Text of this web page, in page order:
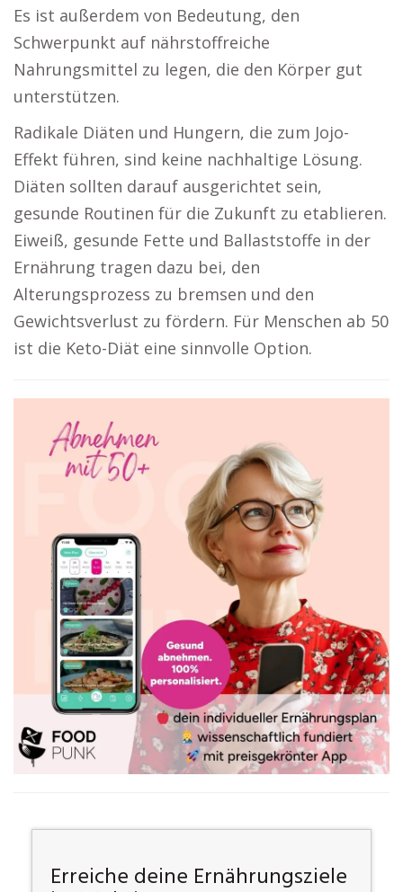
Es ist außerdem von Bedeutung, den
Schwerpunkt auf nährstoffreiche
Nahrungsmittel zu legen, die den Körper gut
unterstützen.
Radikale Diäten und Hungern, die zum Jojo-
Effekt führen, sind keine nachhaltige Lösung.
Diäten sollten darauf ausgerichtet sein,
gesunde Routinen für die Zukunft zu etablieren.
Eiweiß, gesunde Fette und Ballaststoffe in der
Ernährung tragen dazu bei, den
Alterungsprozess zu bremsen und den
Gewichtsverlust zu fördern. Für Menschen ab 50
ist die Keto-Diät eine sinnvolle Option.
Erreiche deine Ernährungsziele